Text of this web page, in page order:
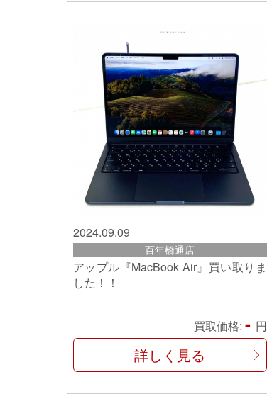
2024.09.09
百年橋通店
アップル『MacBook Air』買い取りま
した！！
買取価格:- 円
詳しく見る